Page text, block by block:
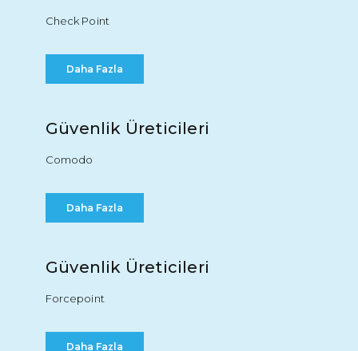
Check Point
Daha Fazla
Güvenlik Üreticileri
Comodo
Daha Fazla
Güvenlik Üreticileri
Forcepoint
Daha Fazla